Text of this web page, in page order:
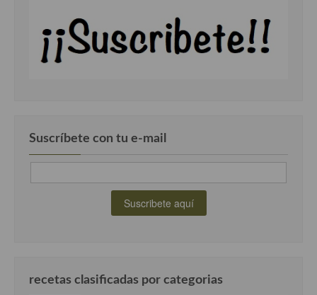
Suscríbete con tu e-mail
recetas clasificadas por categorias